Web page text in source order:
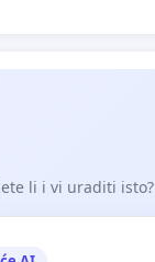
li i vi uraditi isto?